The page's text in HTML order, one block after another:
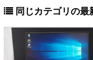
同じカテゴリの最